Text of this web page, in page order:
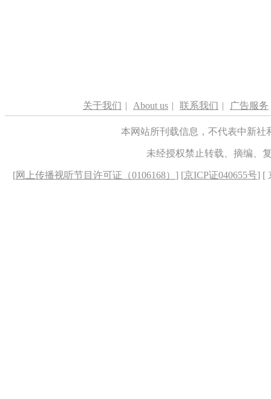
关于我们 | About us | 联系我们 | 广告服务
本网站所刊载信息，不代表中新
未经授权禁止转载、摘编、
[网上传播视听节目许可证（0106168） ] [京ICP证040655号] [